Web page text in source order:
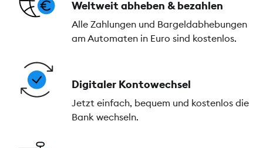
Weltweit abheben & bezahlen
Alle Zahlungen und Bargeldabhebungen
am Automaten in Euro sind kostenlos.
Digitaler Kontowechsel
Jetzt einfach, bequem und kostenlos die
Bank wechseln.